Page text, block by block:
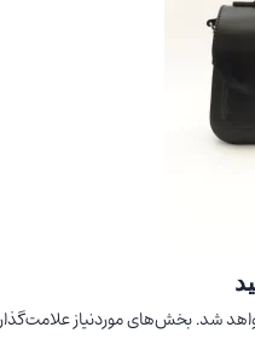
شد.بخش‌های موردنیاز